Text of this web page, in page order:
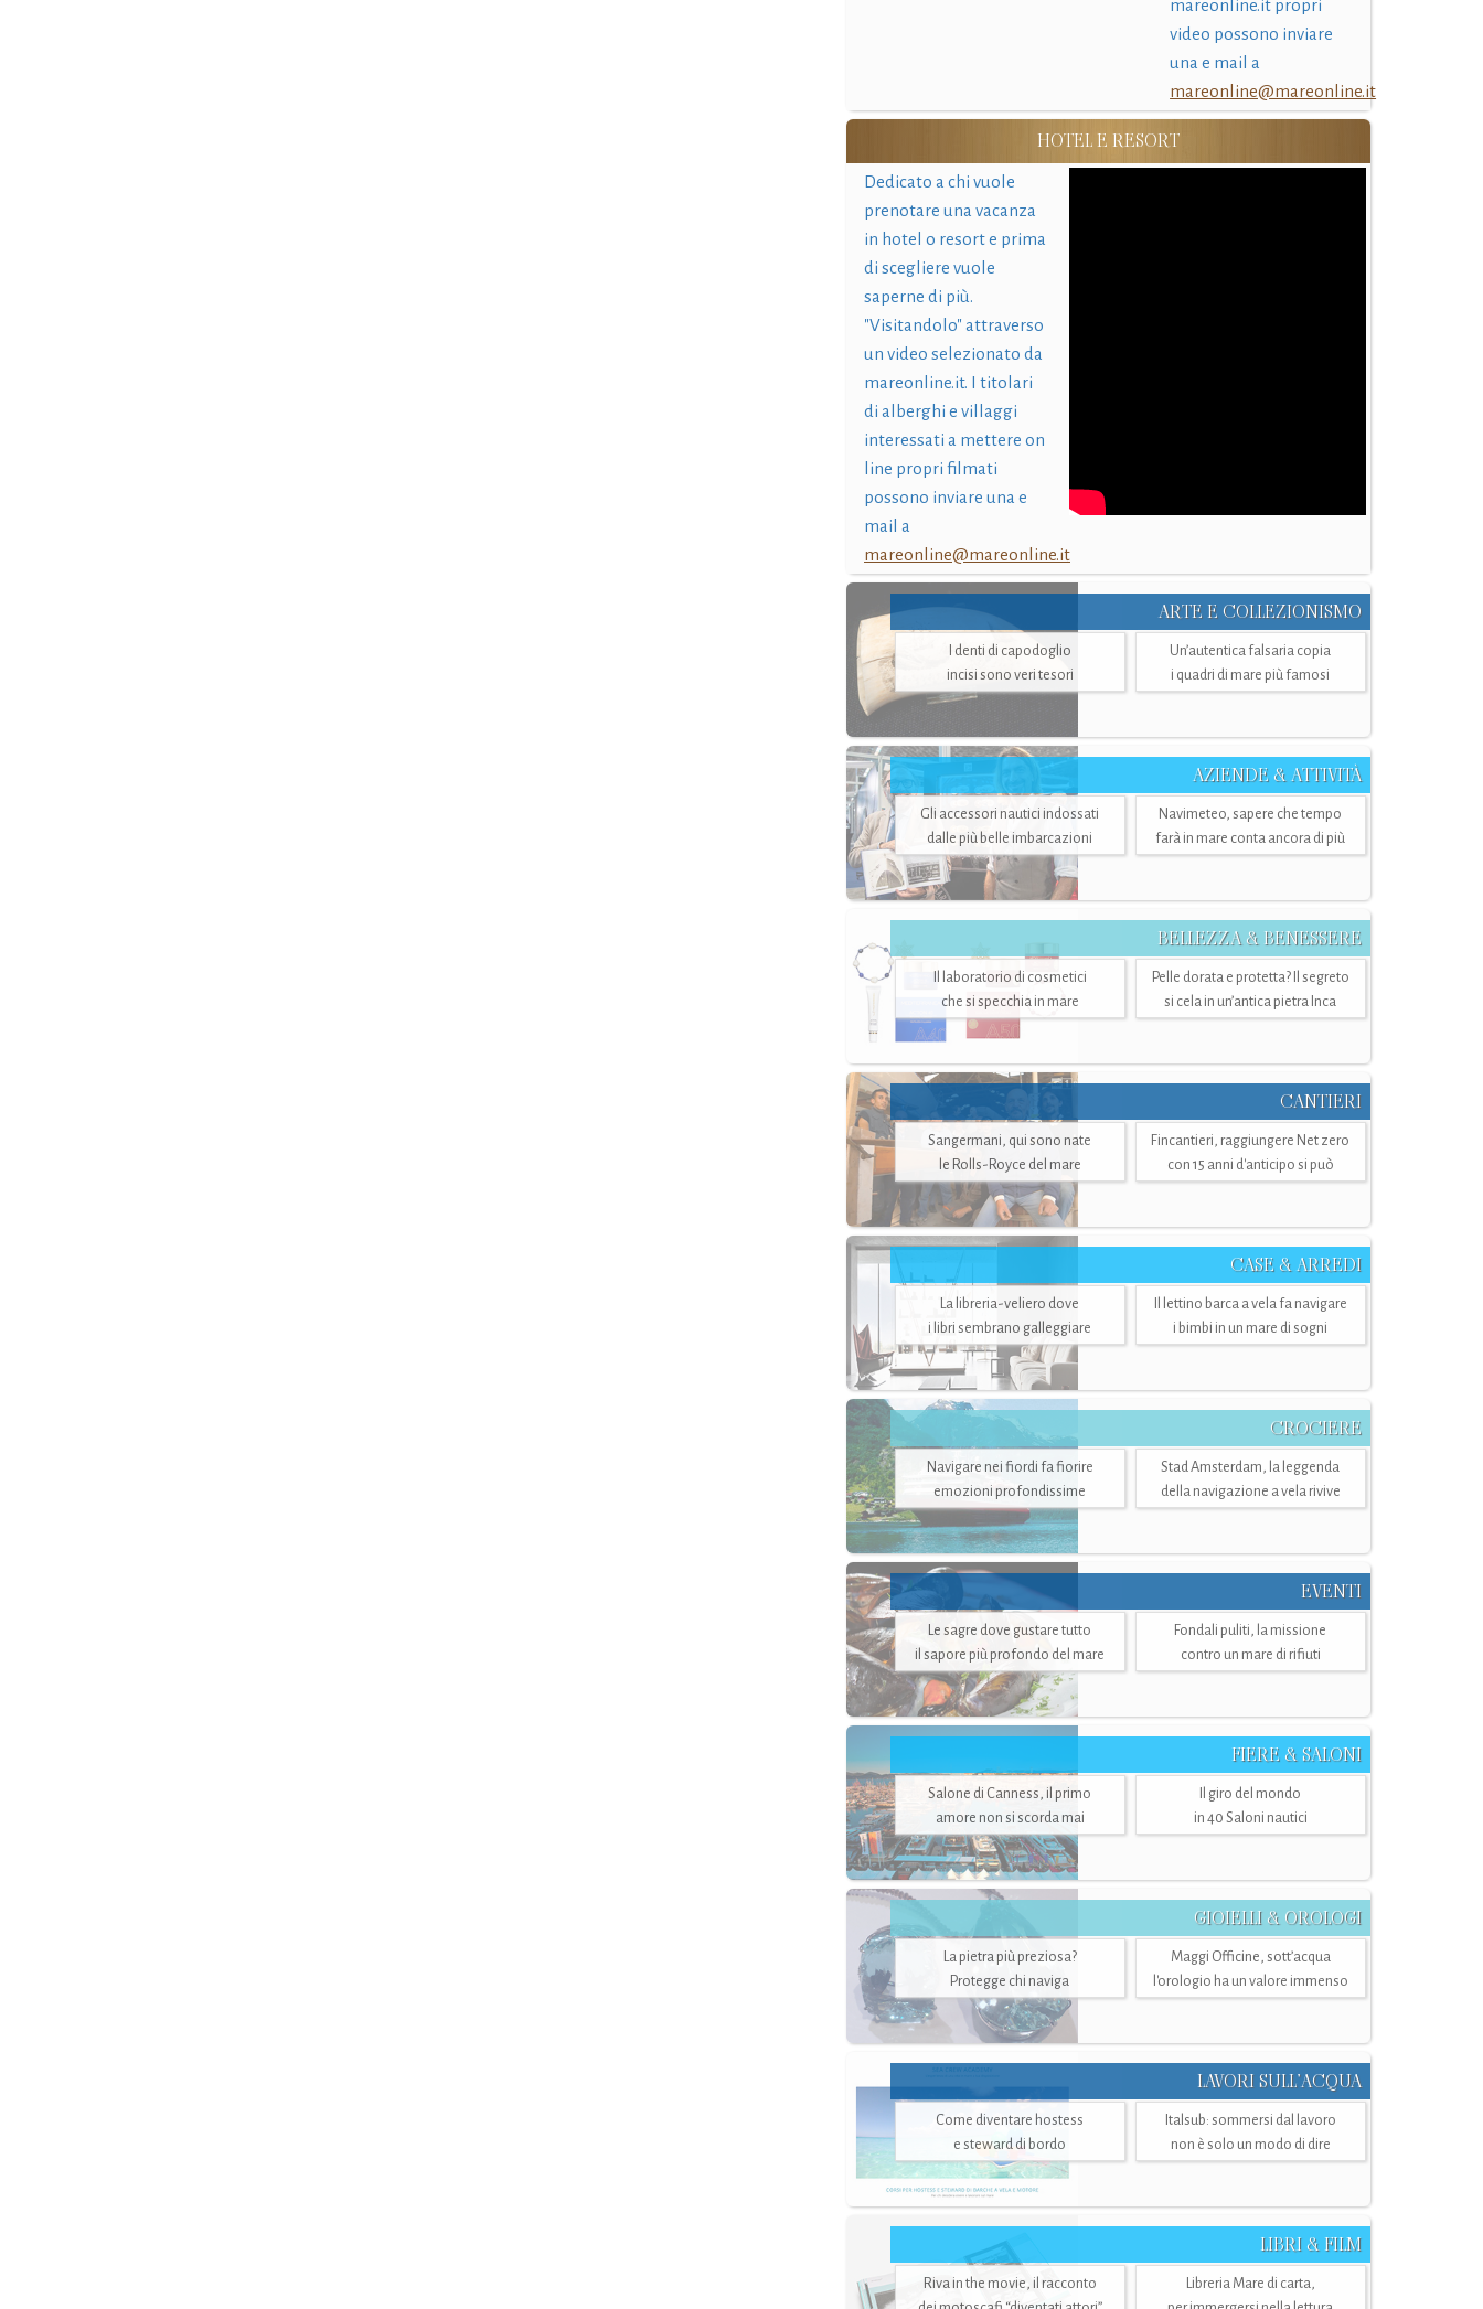
mareonline.it propri
video possono inviare
una e mail a
mareonline@mareonline.it
HOTEL E RESORT
Dedicato a chi vuole
prenotare una vacanza
in hotel o resort e prima
di scegliere vuole
saperne di più.
"Visitandolo" attraverso
un video selezionato da
mareonline.it. I titolari
di alberghi e villaggi
interessati a mettere on
line propri filmati
possono inviare una e
mail a
mareonline@mareonline.it
ARTE E COLLEZIONISMO
I denti di capodoglio
incisi sono veri tesori
Un’autentica falsaria copia
i quadri di mare più famosi
AZIENDE & ATTIVITÀ
Gli accessori nautici indossati
dalle più belle imbarcazioni
Navimeteo, sapere che tempo
farà in mare conta ancora di più
BELLEZZA & BENESSERE
Il laboratorio di cosmetici
che si specchia in mare
Pelle dorata e protetta? Il segreto
si cela in un’antica pietra Inca
CANTIERI
Sangermani, qui sono nate
le Rolls-Royce del mare
Fincantieri, raggiungere Net zero
con 15 anni d'anticipo si può
CASE & ARREDI
La libreria-veliero dove
i libri sembrano galleggiare
Il lettino barca a vela fa navigare
i bimbi in un mare di sogni
CROCIERE
Navigare nei fiordi fa fiorire
emozioni profondissime
Stad Amsterdam, la leggenda
della navigazione a vela rivive
EVENTI
Le sagre dove gustare tutto
il sapore più profondo del mare
Fondali puliti, la missione
contro un mare di rifiuti
FIERE & SALONI
Salone di Canness, il primo
amore non si scorda mai
Il giro del mondo
in 40 Saloni nautici
GIOIELLI & OROLOGI
La pietra più preziosa?
Protegge chi naviga
Maggi Officine, sott’acqua
l'orologio ha un valore immenso
LAVORI SULL’ACQUA
Come diventare hostess
e steward di bordo
Italsub: sommersi dal lavoro
non è solo un modo di dire
LIBRI & FILM
Riva in the movie, il racconto
Libreria Mare di carta,